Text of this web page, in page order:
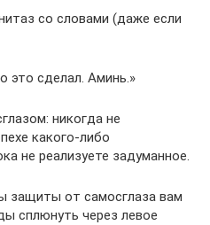
со словами (даже если
это сделал. Аминь.»
никогда не
какого-либо
не реализуете задуманное.
защиты от самосглаза вам
сплюнуть через левое